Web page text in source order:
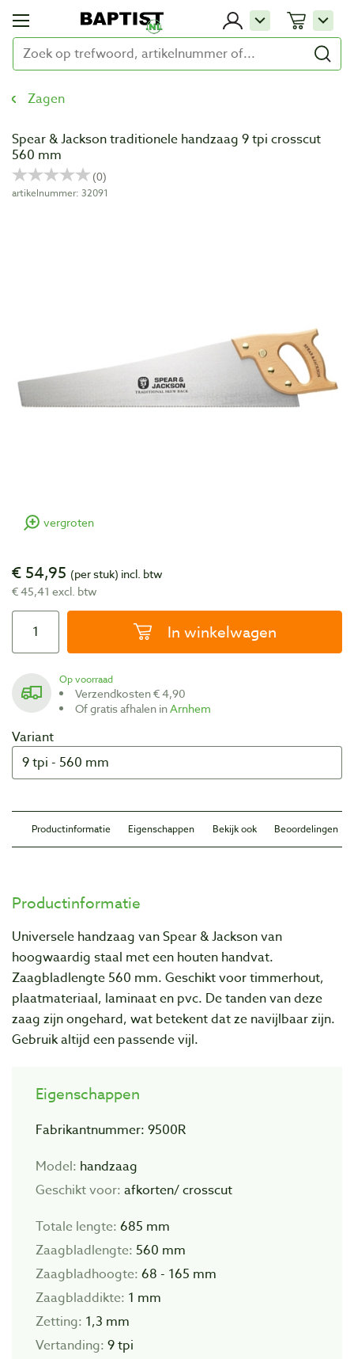
Zagen
Spear & Jackson traditionele handzaag 9 tpi crosscut
560 mm
artikelnummer: 32091
vergroten
€ 54,95 (per stuk) incl. btw
€ 45,41 excl. btw
In winkelwagen
Op voorraad
Verzendkosten € 4,90
Of gratis afhalen inArnhem
Variant
Productinformatie Eigenschappen Bekijk ook Beoordelingen
Productinformatie
Universele handzaag van Spear & Jackson van
hoogwaardig staal met een houten handvat.
Zaagbladlengte 560 mm. Geschikt voor timmerhout,
plaatmateriaal, laminaat en pvc. De tanden van deze
zaag zijn ongehard, wat betekent dat ze navijlbaar zijn.
Gebruik altijd een passende vijl.
Eigenschappen
Fabrikantnummer: 9500R
Model: handzaag
Geschikt voor: afkorten/ crosscut
Totale lengte: 685 mm
Zaagbladlengte: 560 mm
Zaagbladhoogte: 68 - 165 mm
Zaagbladdikte: 1 mm
Zetting: 1,3 mm
Vertanding: 9 tpi